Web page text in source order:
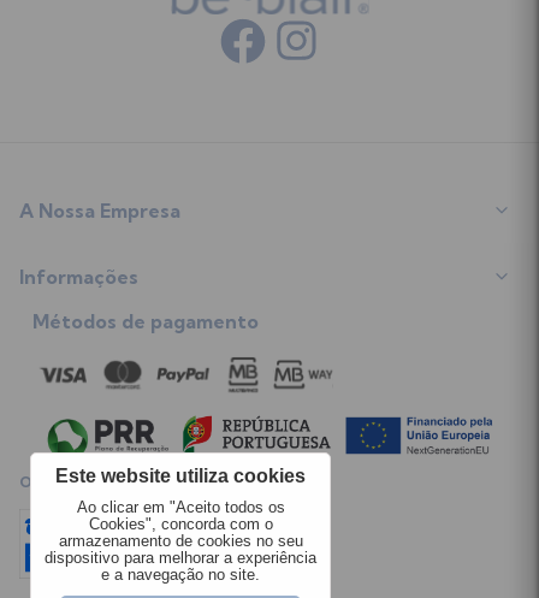
A Nossa Empresa
Programa de Fidelização
Contacte-nos
Opiniões dos Clientes
Informações
Termos e Condições
Trocas e Devoluções
Livro de Reclamações
Regulamento Giveaway
Política de Cookies
Métodos de pagamento
OPINIÕES CLIENTES
Este website utiliza cookies
Ao clicar em "Aceito todos os
Cookies", concorda com o
armazenamento de cookies no seu
dispositivo para melhorar a experiência
e a navegação no site.